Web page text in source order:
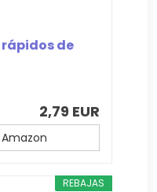
de
2,79 EUR
REBAJAS